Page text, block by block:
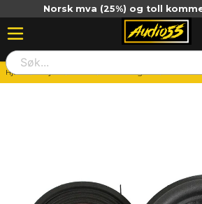
Norsk mva (25%) og toll
Hjem Billjud Basar Omkoningskit Ground